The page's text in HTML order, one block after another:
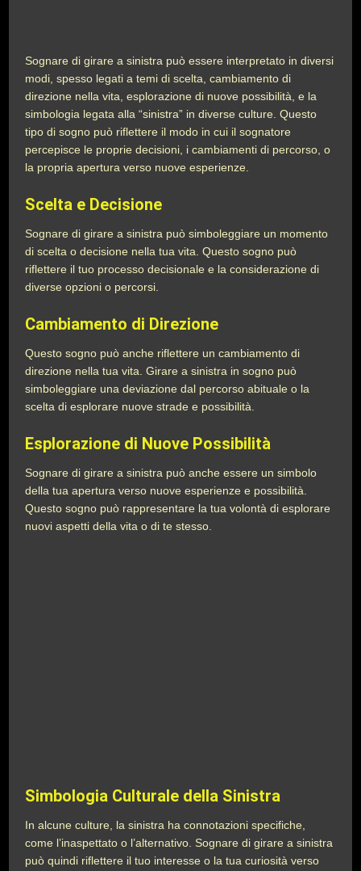
Sognare di girare a sinistra può essere interpretato in diversi
modi, spesso legati a temi di scelta, cambiamento di
direzione nella vita, esplorazione di nuove possibilità, e la
simbologia legata alla “sinistra” in diverse culture. Questo
tipo di sogno può riflettere il modo in cui il sognatore
percepisce le proprie decisioni, i cambiamenti di percorso, o
la propria apertura verso nuove esperienze.
Scelta e Decisione
Sognare di girare a sinistra può simboleggiare un momento
di scelta o decisione nella tua vita. Questo sogno può
riflettere il tuo processo decisionale e la considerazione di
diverse opzioni o percorsi.
Cambiamento di Direzione
Questo sogno può anche riflettere un cambiamento di
direzione nella tua vita. Girare a sinistra in sogno può
simboleggiare una deviazione dal percorso abituale o la
scelta di esplorare nuove strade e possibilità.
Esplorazione di Nuove Possibilità
Sognare di girare a sinistra può anche essere un simbolo
della tua apertura verso nuove esperienze e possibilità.
Questo sogno può rappresentare la tua volontà di esplorare
nuovi aspetti della vita o di te stesso.
Simbologia Culturale della Sinistra
In alcune culture, la sinistra ha connotazioni specifiche,
come l’inaspettato o l’alternativo. Sognare di girare a sinistra
può quindi riflettere il tuo interesse o la tua curiosità verso